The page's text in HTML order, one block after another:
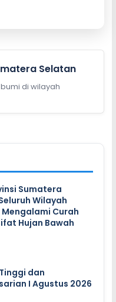
Selatan
di wilayah
Sumatera
Wilayah
Curah
Hujan Bawah
dan
I Agustus 2026